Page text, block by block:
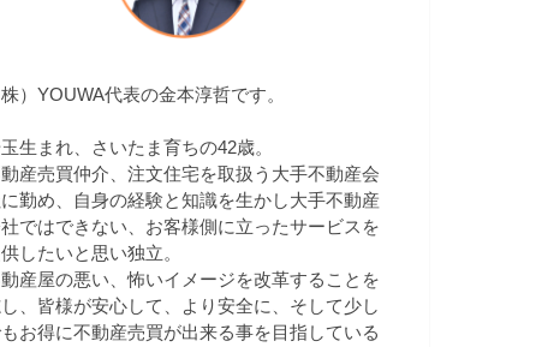
株）YOUWA代表の金本淳哲です。
生まれ、さいたま育ちの42歳。
産売買仲介、注文住宅を取扱う大手不動産会
勤め、自身の経験と知識を生かし大手不動産
ではできない、お客様側に立ったサービスを
したいと思い独立。
産屋の悪い、怖いイメージを改革することを
、皆様が安心して、より安全に、そして少し
お得に不動産売買が出来る事を目指している